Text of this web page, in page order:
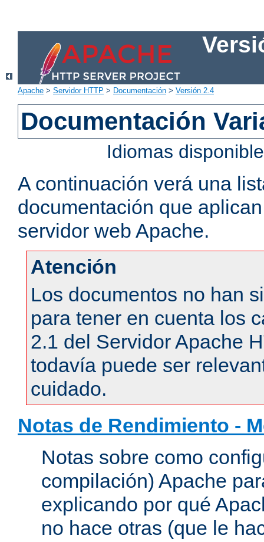
Apache > Servidor HTTP > Documentación > Versión 2.4
Documentación
Idiomas
A continuación verá una
documentación que
servidor web Apache.
Atención
Los documentos no han
para tener en cuenta los
2.1 del Servidor Apache
todavía puede ser
cuidado.
Notas de Rendimiento -
Notas sobre como
compilación) Apache
explicando por qué
no hace otras (que le